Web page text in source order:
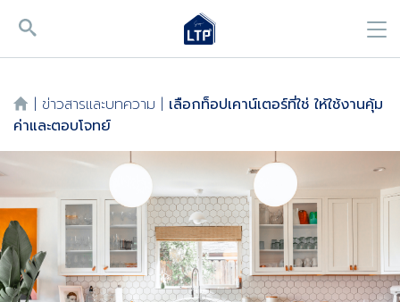
| ข่าวสารและบทความ | เลือกท็อปเคาน์เตอร์ที่ใช่ ให้ใช้งานคุ้ม
ค่าและตอบโจทย์